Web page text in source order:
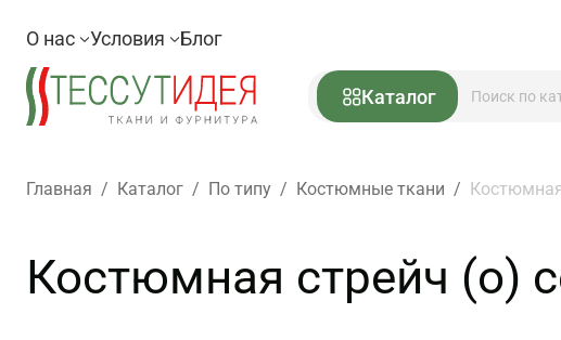
О нас Условия Блог
Каталог
Главная / Каталог / По типу / Костюмные ткани /
Костюмная стрейч (о)